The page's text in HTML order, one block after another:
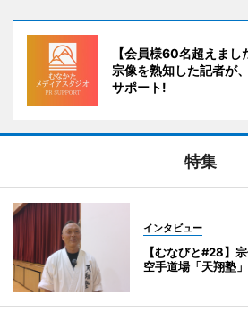
【会員様60名超えまし
宗像を熟知した記者が
サポート!
特集
インタビュー
【むなびと#28】
空手道場「天翔塾